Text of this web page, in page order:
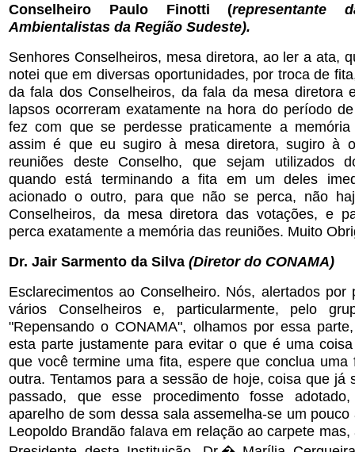
Conselheiro Paulo Finotti (representante
Ambientalistas da Região Sudeste).
Senhores Conselheiros, mesa diretora, ao ler a ata,
notei que em diversas oportunidades, por troca de
da fala dos Conselheiros, da fala da mesa diretora
lapsos ocorreram exatamente na hora do período
fez com que se perdesse praticamente a
assim é que eu sugiro à mesa diretora, sugiro à
reuniões deste Conselho, que sejam utilizados
quando está terminando a fita em um deles
acionado o outro, para que não se perca, não
Conselheiros, da mesa diretora das votações, e
perca exatamente a memória das reuniões. Muito
Dr. Jair Sarmento da Silva (Diretor do CONAMA)
Esclarecimentos ao Conselheiro. Nós, alertados por
vários Conselheiros e, particularmente, pelo
"Repensando o CONAMA", olhamos por essa
esta parte justamente para evitar o que é uma
que você termine uma fita, espere que conclua uma
outra. Tentamos para a sessão de hoje, coisa que já
passado, que esse procedimento fosse
aparelho de som dessa sala assemelha-se um
Leopoldo Brandão falava em relação ao carpete